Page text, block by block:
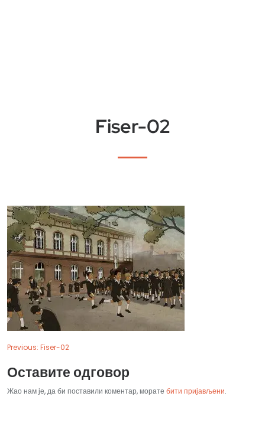
Fiser-02
Previous: Fiser-02
Оставите одговор
Жао нам је, да би поставили коментар, морате бити пријављени.